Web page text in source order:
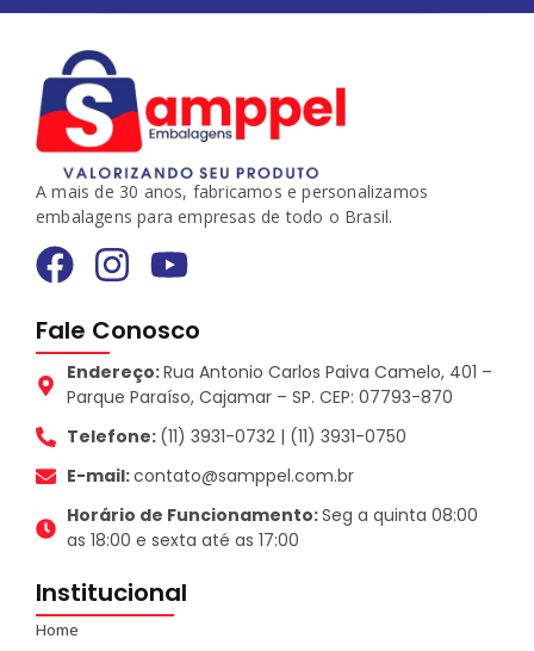
A mais de 30 anos, fabricamos e personalizamos
embalagens para empresas de todo o Brasil.
Fale Conosco
Endereço:Rua Antonio Carlos Paiva Camelo, 401 –
Parque Paraíso, Cajamar – SP. CEP: 07793-870
Telefone: (11) 3931-0732 | (11) 3931-0750
E-mail:contato@samppel.com.br
Horário de Funcionamento:Seg a quinta 08:00
as 18:00 e sexta até as 17:00
Institucional
Home